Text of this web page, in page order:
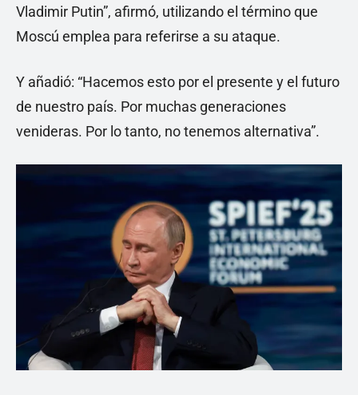
Vladimir Putin”, afirmó, utilizando el término que
Moscú emplea para referirse a su ataque.
Y añadió: “Hacemos esto por el presente y el futuro
de nuestro país. Por muchas generaciones
venideras. Por lo tanto, no tenemos alternativa”.